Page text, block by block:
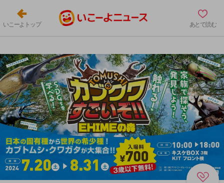
いこーよトップ あとで読む